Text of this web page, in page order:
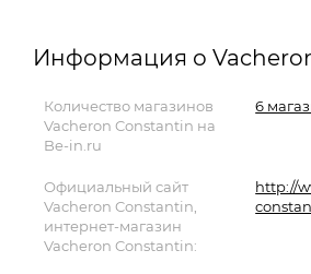
Информация о
Количество магазинов
Vacheron Constantin на
Be-in.ru
6
Официальный сайт
Vacheron Constantin,
интернет-магазин
Vacheron Constantin:
http://